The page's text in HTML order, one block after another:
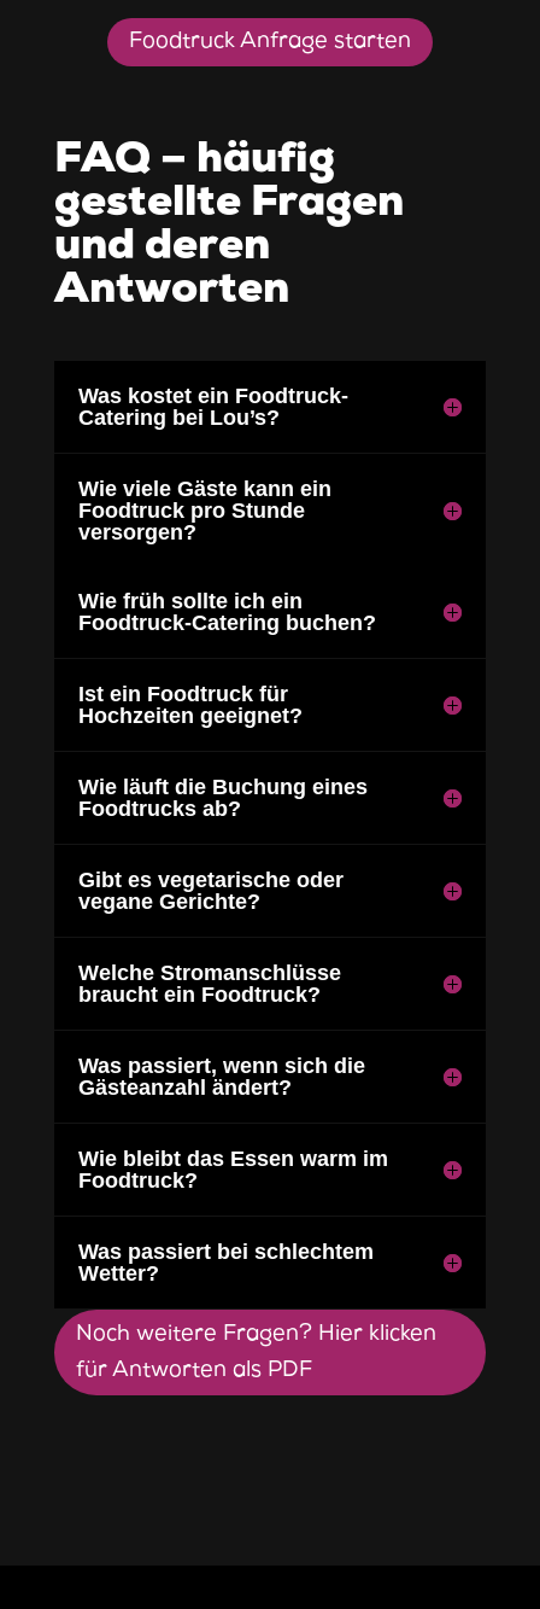
Foodtruck Anfrage starten
FAQ – häufig
gestellte Fragen
und deren
Antworten
Was kostet ein Foodtruck-
Catering bei Lou’s?
Wie viele Gäste kann ein
Foodtruck pro Stunde
versorgen?
Wie früh sollte ich ein
Foodtruck-Catering buchen?
Ist ein Foodtruck für
Hochzeiten geeignet?
Wie läuft die Buchung eines
Foodtrucks ab?
Gibt es vegetarische oder
vegane Gerichte?
Welche Stromanschlüsse
braucht ein Foodtruck?
Was passiert, wenn sich die
Gästeanzahl ändert?
Wie bleibt das Essen warm im
Foodtruck?
Was passiert bei schlechtem
Wetter?
Noch weitere Fragen? Hier klicken
für Antworten als PDF